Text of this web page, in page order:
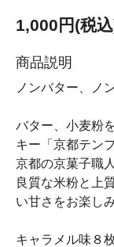
1,000円(税
商品説明
ノンバター、ノ
バター、小麦粉
キー「京都テン
京都の京菓子職
良質な米粉と上
い甘さをお楽し
キャラメル味８